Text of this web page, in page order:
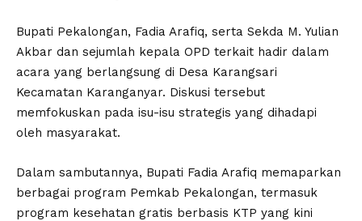
Bupati Pekalongan, Fadia Arafiq, serta Sekda M. Yulian
Akbar dan sejumlah kepala OPD terkait hadir dalam
acara yang berlangsung di Desa Karangsari
Kecamatan Karanganyar. Diskusi tersebut
memfokuskan pada isu-isu strategis yang dihadapi
oleh masyarakat.
Dalam sambutannya, Bupati Fadia Arafiq memaparkan
berbagai program Pemkab Pekalongan, termasuk
program kesehatan gratis berbasis KTP yang kini